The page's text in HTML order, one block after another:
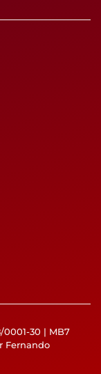
0001-30 | MB7
Fernando